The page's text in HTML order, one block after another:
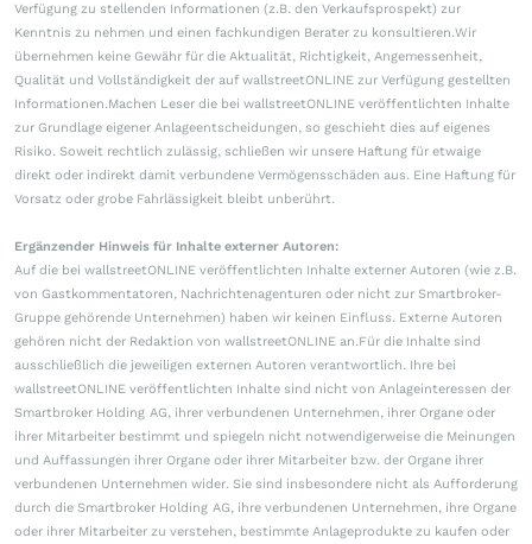
Verfügung zu stellenden Informationen (z.B. den Verkaufsprospekt) zur
Kenntnis zu nehmen und einen fachkundigen Berater zu konsultieren.Wir
übernehmen keine Gewähr für die Aktualität, Richtigkeit, Angemessenheit,
Qualität und Vollständigkeit der auf wallstreetONLINE zur Verfügung gestellten
Informationen.Machen Leser die bei wallstreetONLINE veröffentlichten Inhalte
zur Grundlage eigener Anlageentscheidungen, so geschieht dies auf eigenes
Risiko. Soweit rechtlich zulässig, schließen wir unsere Haftung für etwaige
direkt oder indirekt damit verbundene Vermögensschäden aus. Eine Haftung für
Vorsatz oder grobe Fahrlässigkeit bleibt unberührt.
Ergänzender Hinweis für Inhalte externer Autoren:
Auf die bei wallstreetONLINE veröffentlichten Inhalte externer Autoren (wie z.B.
von Gastkommentatoren, Nachrichtenagenturen oder nicht zur Smartbroker-
Gruppe gehörende Unternehmen) haben wir keinen Einfluss. Externe Autoren
gehören nicht der Redaktion von wallstreetONLINE an.Für die Inhalte sind
ausschließlich die jeweiligen externen Autoren verantwortlich. Ihre bei
wallstreetONLINE veröffentlichten Inhalte sind nicht von Anlageinteressen der
Smartbroker Holding AG, ihrer verbundenen Unternehmen, ihrer Organe oder
ihrer Mitarbeiter bestimmt und spiegeln nicht notwendigerweise die Meinungen
und Auffassungen ihrer Organe oder ihrer Mitarbeiter bzw. der Organe ihrer
verbundenen Unternehmen wider. Sie sind insbesondere nicht als Aufforderung
durch die Smartbroker Holding AG, ihre verbundenen Unternehmen, ihre Organe
oder ihrer Mitarbeiter zu verstehen, bestimmte Anlageprodukte zu kaufen oder